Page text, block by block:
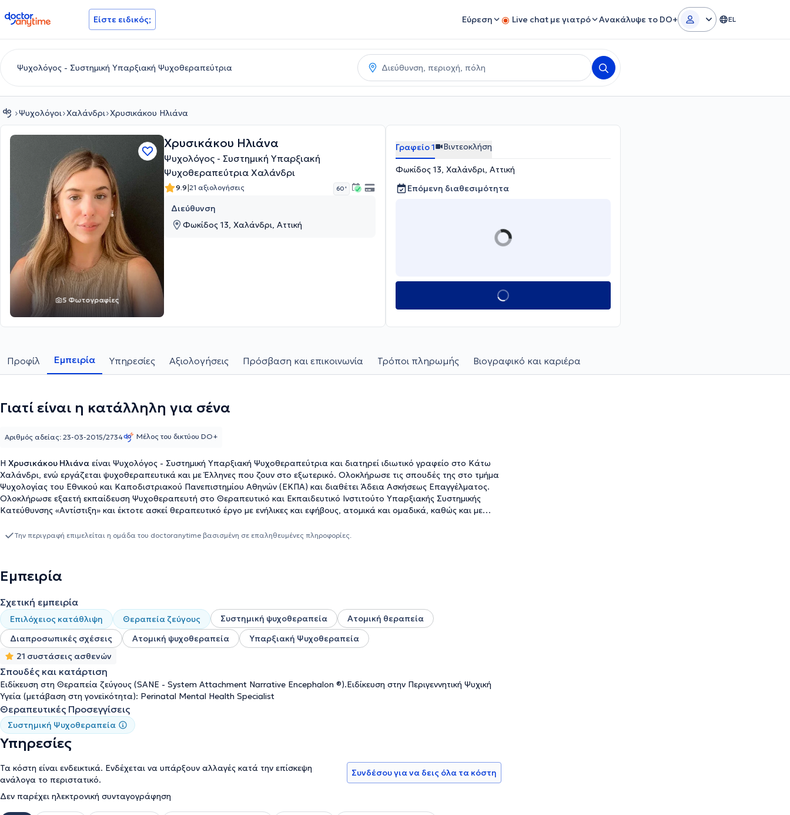
doctoranytime Είστε ειδικός; Εύρεση Live chat με γιατρό Ανακάλυψε το DO+ EL
Ψυχολόγοι Χαλάνδρι Χρυσικάκου Ηλιάνα
5 Φωτογραφίες
Χρυσικάκου Ηλιάνα
Ψυχολόγος - Συστημική Υπαρξιακή
Ψυχοθεραπεύτρια Χαλάνδρι
9.9|21 αξιολογήσεις 60 '
Διεύθυνση
Φωκίδος 13, Χαλάνδρι, Αττική
Γραφείο 1 Βιντεοκλήση
Φωκίδος 13, Χαλάνδρι, Αττική
Επόμενη διαθεσιμότητα
Προφίλ Εμπειρία Υπηρεσίες Αξιολογήσεις Πρόσβαση και επικοινωνία Τρόποι πληρωμής Βιογραφικό και καριέρα
Γιατί είναι η κατάλληλη για σένα
Η Χρυσικάκου Ηλιάνα είναι Ψυχολόγος - Συστημική Υπαρξιακή Ψυχοθεραπεύτρια και διατηρεί ιδιωτικό γραφείο στο Κάτω
Χαλάνδρι, ενώ εργάζεται ψυχοθεραπευτικά και με Έλληνες που ζουν στο εξωτερικό. Ολοκλήρωσε τις σπουδές της στο τμήμα
Ψυχολογίας του Εθνικού και Καποδιστριακού Πανεπιστημίου Αθηνών (ΕΚΠΑ) και διαθέτει Άδεια Ασκήσεως Επαγγέλματος.
Ολοκλήρωσε εξαετή εκπαίδευση Ψυχοθεραπευτή στο Θεραπευτικό και Εκπαιδευτικό Ινστιτούτο Υπαρξιακής Συστημικής
Κατεύθυνσης «Αντίστιξη» και έκτοτε ασκεί θεραπευτικό έργο με ενήλικες και εφήβους, ατομικά και ομαδικά, καθώς και με
συνεργάτης του Δήμου Νέου Ηρακλείου Αττικής και του ραδιοφωνικού σταθμού Επικοινωνία 94FM. Ακόμα, συμμετείχε από
και γονέων). Τέλος, είναι επιστημονικός συνεργάτης του Δήμου Κηφισιάς – Κοινωνικής Μέριμνας.
Αριθμός αδείας: 23-03-2015/2734 Μέλος του δικτύου DO+
Την περιγραφή επιμελείται η ομάδα του doctoranytime βασισμένη σε επαληθευμένες πληροφορίες.
Εμπειρία
Σχετική εμπειρία
Επιλόχειος κατάθλιψη Θεραπεία ζεύγους Συστημική ψυχοθεραπεία
Ατομική θεραπεία
Διαπροσωπικές σχέσεις
Ατομική ψυχοθεραπεία
Υπαρξιακή Ψυχοθεραπεία
21 συστάσεις ασθενών
Σπουδές και κατάρτιση
Ειδίκευση στη Θεραπεία ζεύγους (SANE - System Attachment Narrative Encephalon ®).Ειδίκευση στην Περιγεννητική Ψυχική
Υγεία (μετάβαση στη γονεϊκότητα): Perinatal Mental Health Specialist
Θεραπευτικές Προσεγγίσεις
Συστημική Ψυχοθεραπεία
Υπηρεσίες
Τα κόστη είναι ενδεικτικά. Ενδέχεται να υπάρξουν αλλαγές κατά την επίσκεψη
ανάλογα το περιστατικό.
Δεν παρέχει ηλεκτρονική συνταγογράφηση
Συνδέσου για να δεις όλα τα κόστη